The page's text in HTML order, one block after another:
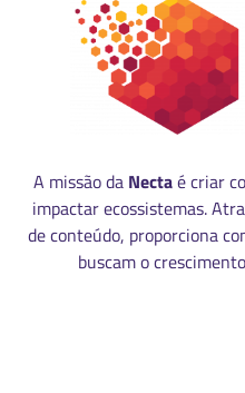
A missão da Nectaé criar
impactar ecossistemas.
de conteúdo, proporciona
buscam o